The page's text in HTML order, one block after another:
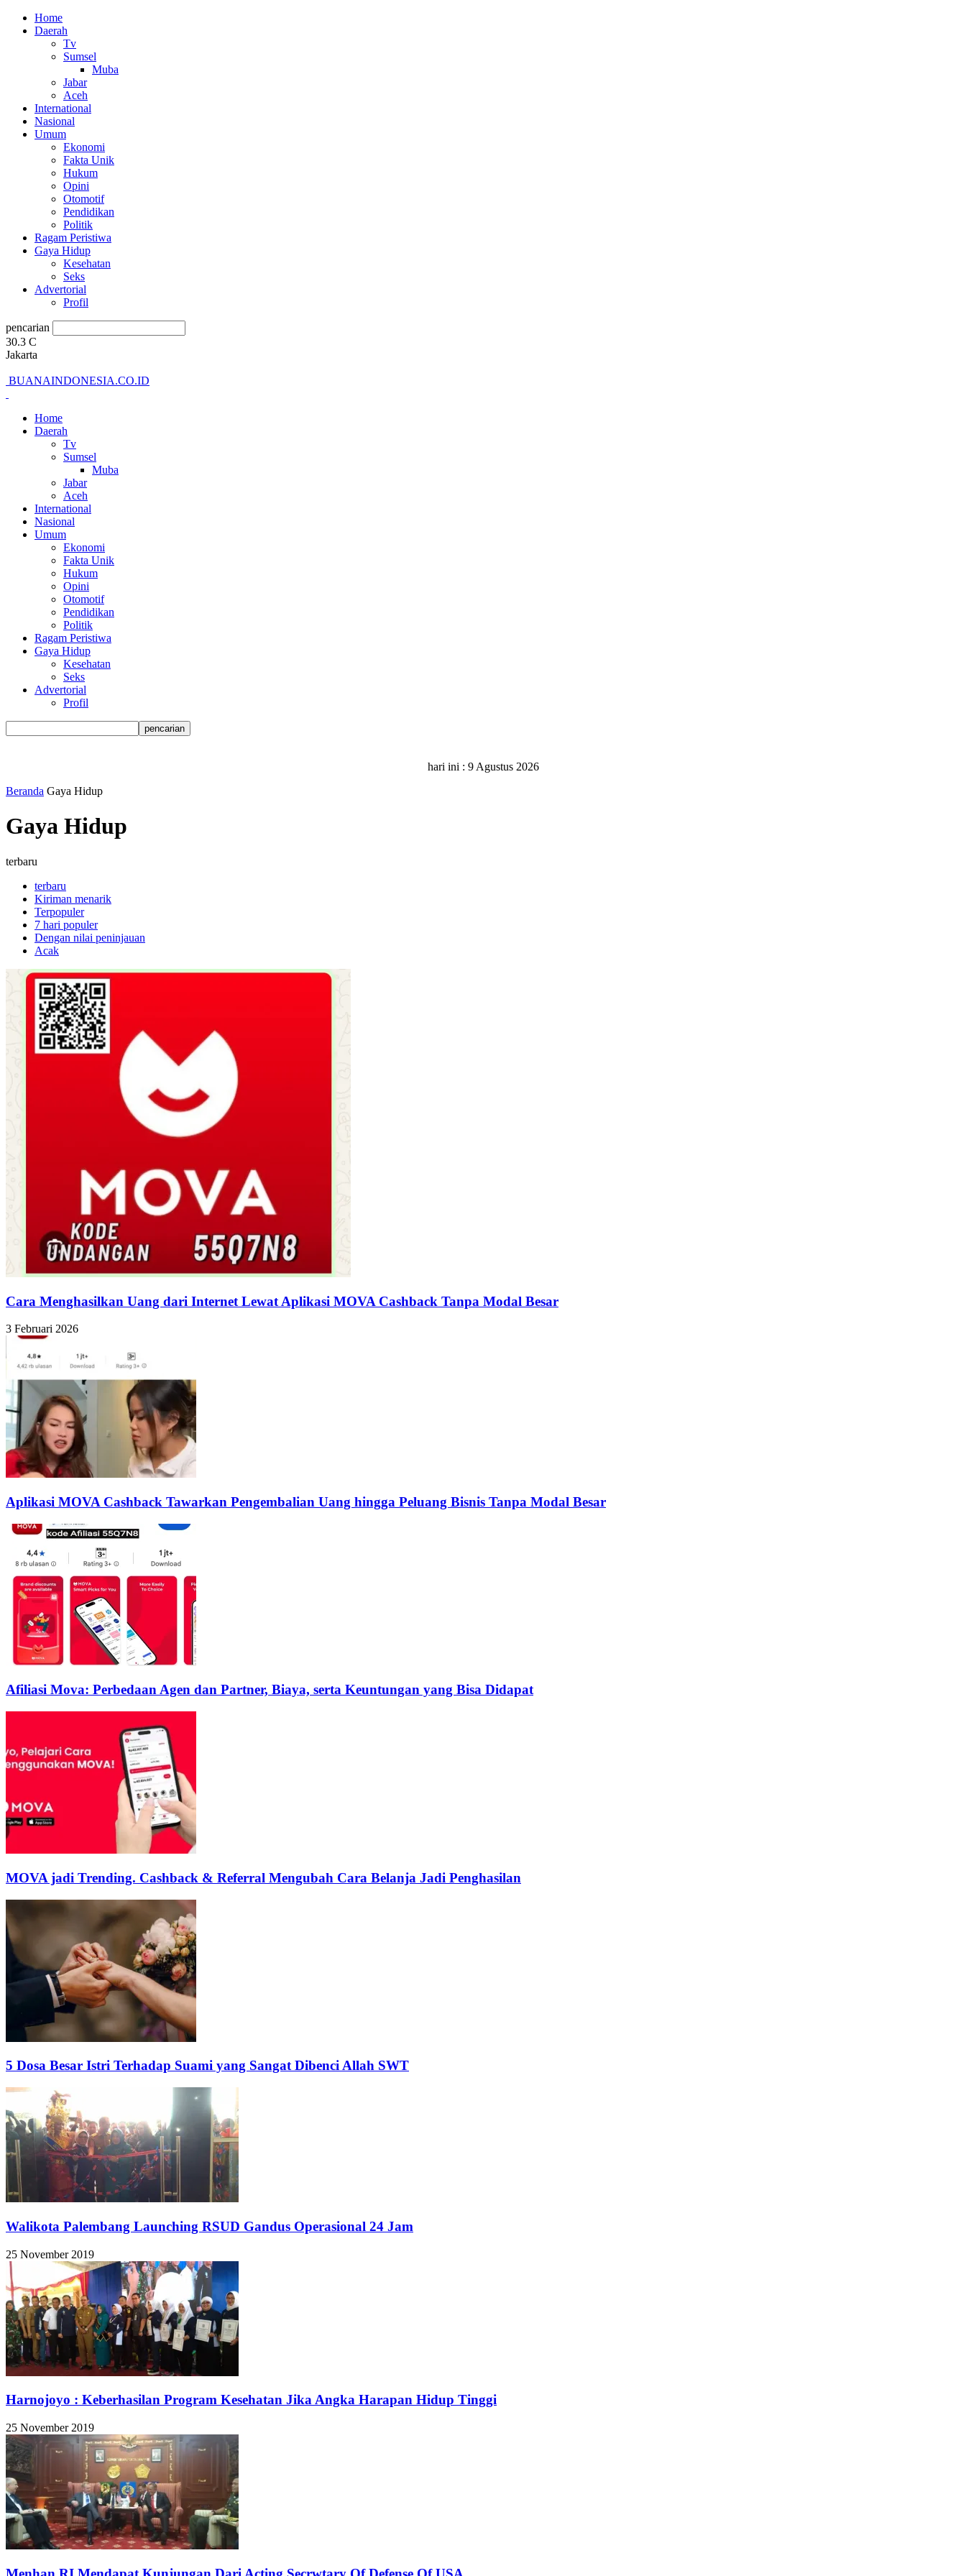
Home
Daerah
Tv
Sumsel
Muba
Jabar
Aceh
International
Nasional
Umum
Ekonomi
Fakta Unik
Hukum
Opini
Otomotif
Pendidikan
Politik
Ragam Peristiwa
Gaya Hidup
Kesehatan
Seks
Advertorial
Profil
pencarian
30.3 C
Jakarta
BUANAINDONESIA.CO.ID
Home
Daerah
Tv
Sumsel
Muba
Jabar
Aceh
International
Nasional
Umum
Ekonomi
Fakta Unik
Hukum
Opini
Otomotif
Pendidikan
Politik
Ragam Peristiwa
Gaya Hidup
Kesehatan
Seks
Advertorial
Profil
hari ini : 9 Agustus 2026
Beranda Gaya Hidup
Gaya Hidup
terbaru
terbaru
Kiriman menarik
Terpopuler
7 hari populer
Dengan nilai peninjauan
Acak
Cara Menghasilkan Uang dari Internet Lewat Aplikasi MOVA Cashback Tanpa Modal Besar
3 Februari 2026
Aplikasi MOVA Cashback Tawarkan Pengembalian Uang hingga Peluang Bisnis Tanpa Modal Besar
Afiliasi Mova: Perbedaan Agen dan Partner, Biaya, serta Keuntungan yang Bisa Didapat
MOVA jadi Trending. Cashback & Referral Mengubah Cara Belanja Jadi Penghasilan
5 Dosa Besar Istri Terhadap Suami yang Sangat Dibenci Allah SWT
Walikota Palembang Launching RSUD Gandus Operasional 24 Jam
25 November 2019
Harnojoyo : Keberhasilan Program Kesehatan Jika Angka Harapan Hidup Tinggi
25 November 2019